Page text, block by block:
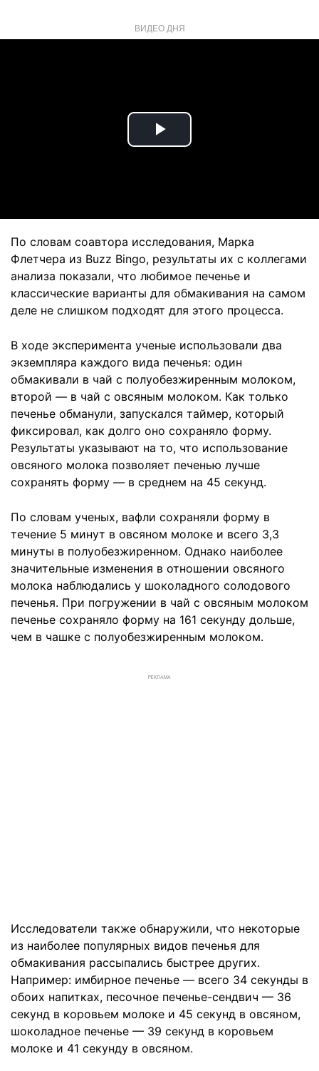
ВИДЕО ДНЯ
Play
По словам соавтора исследования, Марка
Флетчера из Buzz Bingo, результаты их с коллегами
анализа показали, что любимое печенье и
классические варианты для обмакивания на самом
деле не слишком подходят для этого процесса.
В ходе эксперимента ученые использовали два
экземпляра каждого вида печенья: один
обмакивали в чай с полуобезжиренным молоком,
второй — в чай с овсяным молоком. Как только
печенье обманули, запускался таймер, который
фиксировал, как долго оно сохраняло форму.
Результаты указывают на то, что использование
овсяного молока позволяет печенью лучше
сохранять форму — в среднем на 45 секунд.
По словам ученых, вафли сохраняли форму в
течение 5 минут в овсяном молоке и всего 3,3
минуты в полуобезжиренном. Однако наиболее
значительные изменения в отношении овсяного
молока наблюдались у шоколадного солодового
печенья. При погружении в чай с овсяным молоком
печенье сохраняло форму на 161 секунду дольше,
чем в чашке с полуобезжиренным молоком.
РЕКЛАМА
Исследователи также обнаружили, что некоторые
из наиболее популярных видов печенья для
обмакивания рассыпались быстрее других.
Например: имбирное печенье — всего 34 секунды в
обоих напитках, песочное печенье-сендвич — 36
секунд в коровьем молоке и 45 секунд в овсяном,
шоколадное печенье — 39 секунд в коровьем
молоке и 41 секунду в овсяном.